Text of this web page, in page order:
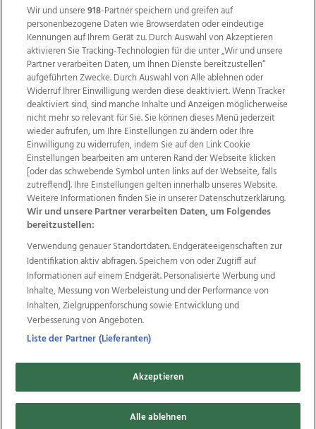
Wir über uns Mediadaten Kontakt
Jobs
Datenschutz
Impressum
AGB Anzeigekunden
AGB Website
Ehrenkodex Politische Werbung
Weitere Angebote des Medienhauses Wimmer
TV1 di-mog-i.at OÖNow
Ischler Woche
Life Radio
OÖNachrichten
OÖN Immobilien
OÖN Karriere
OÖN Reise
Promenaden Galerien
Regionaljobs
wasistlos.at wirtrauern.at
Copyrights © 2026 Tips Zeitungs GmbH & Co KG
developed by
Wir und unsere918-Partner speichern und greifen auf
personenbezogene Daten wie Browserdaten oder eindeutige
Kennungen auf Ihrem Gerät zu. Durch Auswahl von Akzeptieren
aktivieren Sie Tracking-Technologien für die unter „Wir und unsere
Partner verarbeiten Daten, um Ihnen Dienste bereitzustellen“
aufgeführten Zwecke. Durch Auswahl von Alle ablehnen oder
Widerruf Ihrer Einwilligung werden diese deaktiviert. Wenn Tracker
deaktiviert sind, sind manche Inhalte und Anzeigen möglicherweise
nicht mehr so relevant für Sie. Sie können dieses Menü jederzeit
wieder aufrufen, um Ihre Einstellungen zu ändern oder Ihre
Einwilligung zu widerrufen, indem Sie auf den Link Cookie
Einstellungen bearbeiten am unteren Rand der Webseite klicken
[oder das schwebende Symbol unten links auf der Webseite, falls
zutreffend]. Ihre Einstellungen gelten innerhalb unseres Website.
Weitere Informationen finden Sie in unserer Datenschutzerklärung.
Wir und unsere Partner verarbeiten Daten, um Folgendes
bereitzustellen:
Verwendung genauer Standortdaten. Endgeräteeigenschaften zur
Identifikation aktiv abfragen. Speichern von oder Zugriff auf
Informationen auf einem Endgerät. Personalisierte Werbung und
Inhalte, Messung von Werbeleistung und der Performance von
Inhalten, Zielgruppenforschung sowie Entwicklung und
Verbesserung von Angeboten.
Liste der Partner (Lieferanten)
Akzeptieren
Alle ablehnen